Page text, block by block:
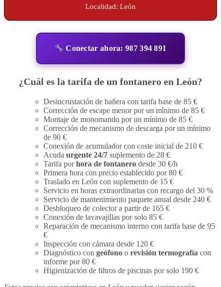
Localidad: León
Conectar ahora: 987 394 891
¿Cuál es la tarifa de un fontanero en León?
Desincrustación de bañera con tarifa base de 85 €
Corrección de escape menor por un mínimo de 85 €
Montaje de monomando por un mínimo de 85 €
Corrección de mecanismo de descarga por un mínimo
de 90 €
Conexión de acumulador con coste inicial de 210 €
Acuda urgente 24/7 suplemento de 28 €
Tarifa porhora de fontanero desde 30 €/h
Primera hora con precio establecido por 80 €
Traslado en León con suplemento de 15 €
Servicio en horas extraordinarias con recargo del 30 %
Servicio de mantenimiento paquete anual desde 240 €
Desbloqueo de colector a partir de 165 €
Conexión de lavavajillas por solo 85 €
Reparación de mecanismo interno con tarifa base de 95
€
Inspección con cámara desde 120 €
Diagnóstico con geófono o revisión termografía con
informe por 80 €
Higienización de filtros de piscinas por solo 190 €